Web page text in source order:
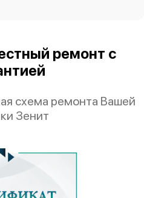
ремонт с
схема ремонта Вашей
Зенит